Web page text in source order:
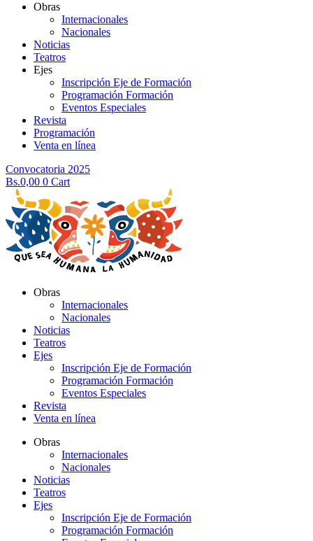
Obras
Internacionales
Nacionales
Noticias
Teatros
Ejes
Inscripción Eje de Formación
Programación Formación
Eventos Especiales
Revista
Programación
Venta en línea
Convocatoria 2025
Bs.0,00 0 Cart
Obras
Internacionales
Nacionales
Noticias
Teatros
Ejes
Inscripción Eje de Formación
Programación Formación
Eventos Especiales
Revista
Venta en línea
Obras
Internacionales
Nacionales
Noticias
Teatros
Ejes
Inscripción Eje de Formación
Programación Formación